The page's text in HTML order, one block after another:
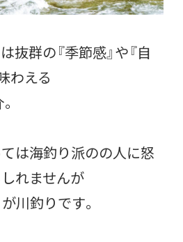
抜群の『季節感』や『自
わえる
は海釣り派のの人に怒
れませんが
川釣りです。